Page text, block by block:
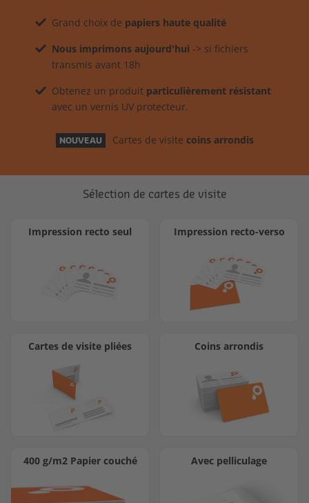
Grand choix de papiers haute qualité
Nous imprimons aujourd'hui -> si fichiers
transmis avant 18h
Obtenez un produit particulièrement résistant
avec un vernis UV protecteur.
NOUVEAU Cartes de visite coins arrondis
Sélection de cartes de visite
Impression recto seul Impression recto-verso
Cartes de visite pliées Coins arrondis
400 g/m2 Papier couché Avec pelliculage